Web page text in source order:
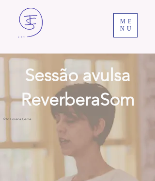
ME
NU
Sessão avulsa
ReverberaSom
foto Lorena Gama